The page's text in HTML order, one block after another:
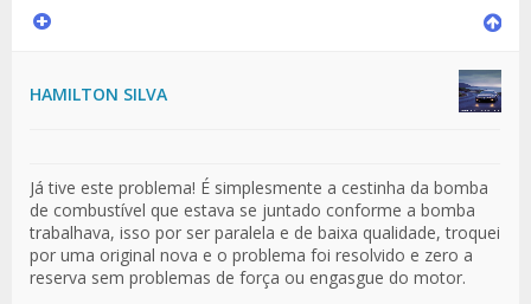
HAMILTON SILVA
Já tive este problema! É simplesmente a cestinha da bomba
de combustível que estava se juntado conforme a bomba
trabalhava, isso por ser paralela e de baixa qualidade, troquei
por uma original nova e o problema foi resolvido e zero a
reserva sem problemas de força ou engasgue do motor.